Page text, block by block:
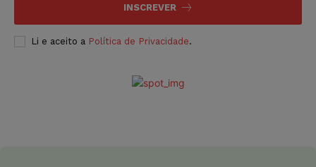
INSCREVER
Li e aceito a Política de Privacidade.